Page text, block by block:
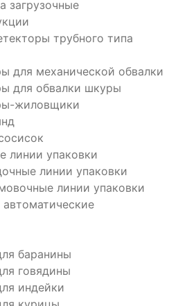
загрузочные
трубного типа
для механической обвалки
для обвалки шкуры
жиловщики
линии упаковки
линии упаковки
линии упаковки
баранины
говядины
индейки